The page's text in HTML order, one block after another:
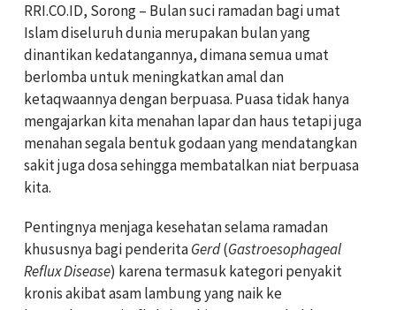
RRI.CO.ID, Sorong – Bulan suci ramadan bagi umat
Islam diseluruh dunia merupakan bulan yang
dinantikan kedatangannya, dimana semua umat
berlomba untuk meningkatkan amal dan
ketaqwaannya dengan berpuasa. Puasa tidak hanya
mengajarkan kita menahan lapar dan haus tetapi juga
menahan segala bentuk godaan yang mendatangkan
sakit juga dosa sehingga membatalkan niat berpuasa
kita.
Pentingnya menjaga kesehatan selama ramadan
khususnya bagi penderitaGerd(Gastroesophageal
Reflux Disease) karena termasuk kategori penyakit
kronis akibat asam lambung yang naik ke